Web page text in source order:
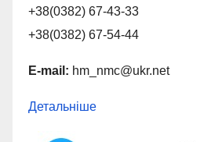
+38(0382) 67-43-33
+38(0382) 67-54-44
E-mail: hm_nmc@ukr.net
Детальніше